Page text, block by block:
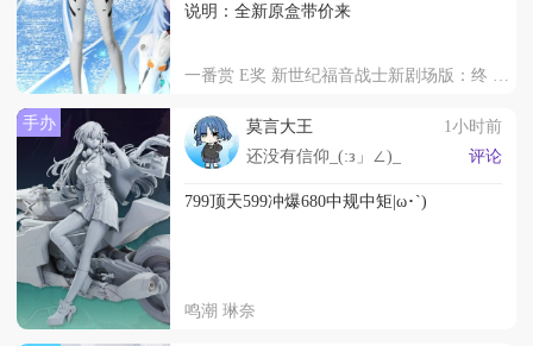
说明：全新原盒带价来
手办 莫言大王
1小时前
还没有信仰_(:з」∠)_
评论
799顶天599冲爆680中规中矩|ω･`)
鸣潮 琳奈